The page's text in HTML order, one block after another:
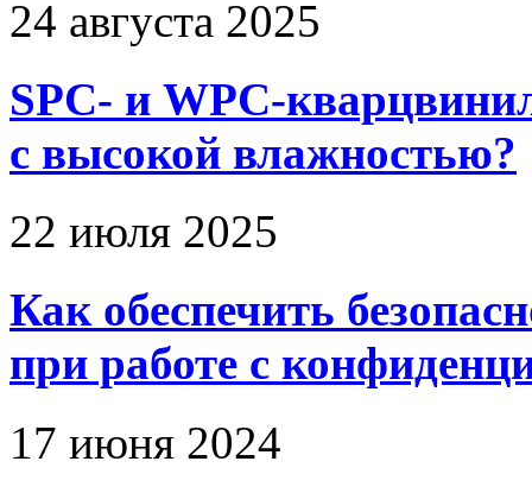
24 августа 2025
SPC- и WPC-
с высокой влажностью?
22 июля 2025
Как обеспечить
при работе с
17 июня 2024